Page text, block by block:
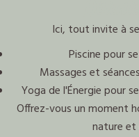
Ici, tout invite à
Piscine pour
Massages et
Yoga de l'Énergie pour
Offrez-vous un moment
nature et